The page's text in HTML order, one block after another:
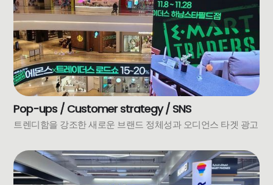
Pop-ups / Customer strategy / SNS
트렌디함을 강조한 새로운 브랜드 정체성과 오디언스 타겟 광고